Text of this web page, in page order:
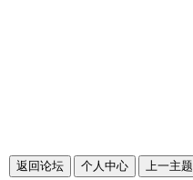
返回论坛 个人中心 上一主题